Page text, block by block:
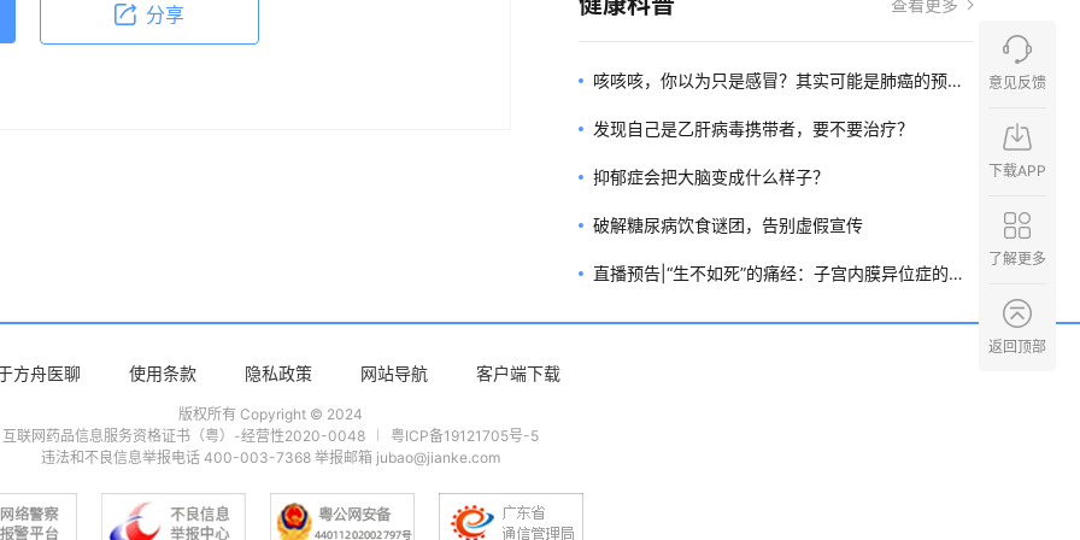
分享 查看更多
咳咳咳，你以为只是感冒？其实可能是肺癌的预
兆！
发现自己是乙肝病毒携带者，要不要治疗？
抑郁症会把大脑变成什么样子？
破解糖尿病饮食谜团，告别虚假宣传
直播预告|“生不如死”的痛经：子宫内膜异位症的长
期管理、终身管理
方舟医聊 使用条款 隐私政策 网站导航 客户端下载
版权所有 Copyright © 2024
互联网药品信息服务资格证书（粤）-经营性2020-0048
粤ICP备19121705号-5
违法和不良信息举报电话 400-003-7368 举报邮箱 jubao@jianke.com
意见反馈
下载APP
了解更多
返回顶部